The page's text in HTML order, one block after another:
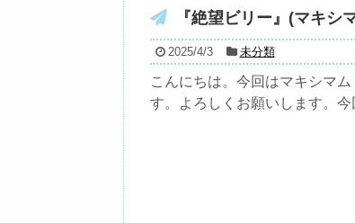
『絶望ビリー』(マキシ
2025/4/3 未分類
こんにちは。今回はマキシマ
す。よろしくお願いします。